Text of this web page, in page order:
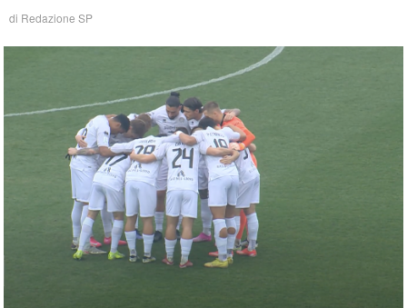
di Redazione SP